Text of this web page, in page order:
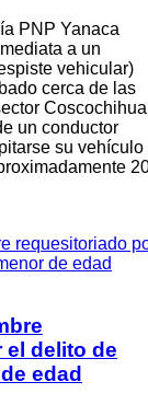
PNP Yanaca
a un
vehicular)
cerca de las
un conductor
su vehículo
el delito de
edad